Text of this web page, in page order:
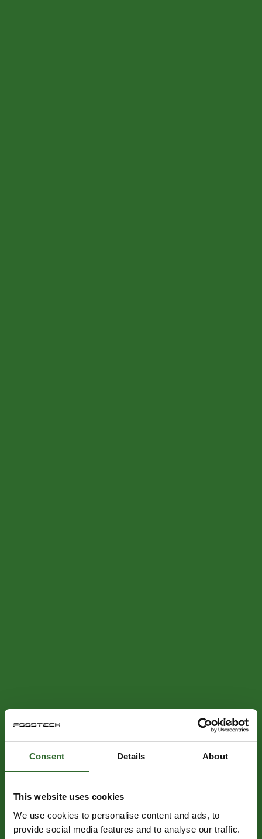
Consent Details About
This website uses cookies
We use cookies to personalise content and ads, to
provide social media features and to analyse our traffic.